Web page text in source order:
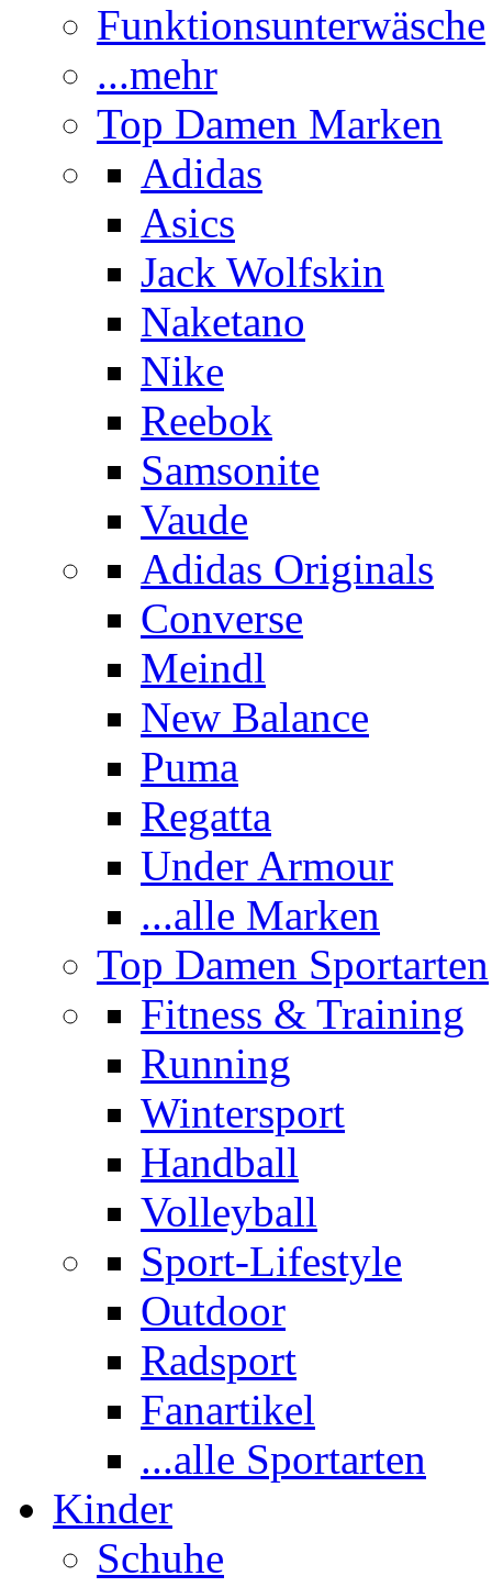
Funktionsunterwäsche
...mehr
Top Damen Marken
Adidas
Asics
Jack Wolfskin
Naketano
Nike
Reebok
Samsonite
Vaude
Adidas Originals
Converse
Meindl
New Balance
Puma
Regatta
Under Armour
...alle Marken
Top Damen Sportarten
Fitness & Training
Running
Wintersport
Handball
Volleyball
Sport-Lifestyle
Outdoor
Radsport
Fanartikel
...alle Sportarten
Kinder
Schuhe